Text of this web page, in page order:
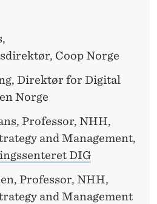
Coop Norge
Direktør for Digital
Norge
Professor, NHH,
and Management,
DIG
Professor, NHH,
and Management